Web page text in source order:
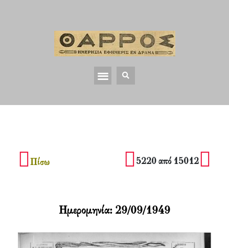
Πίσω 5220 από 15012
Ημερομηνία: 29/09/1949